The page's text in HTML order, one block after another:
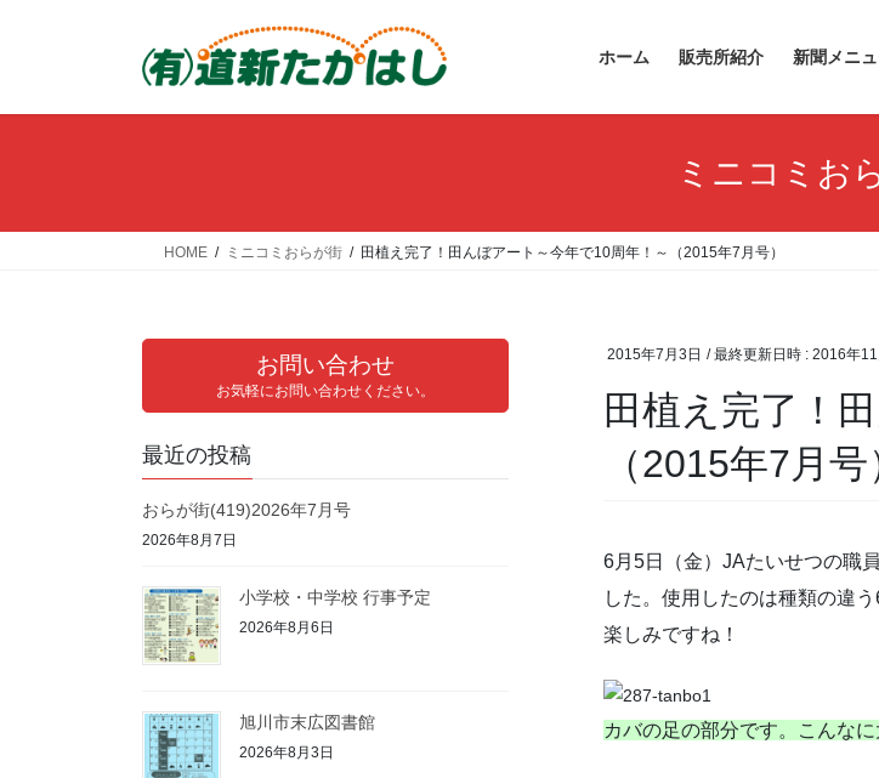
ホーム 販売所紹介 新聞メニ
ミニコミお
HOME ミニコミおらが街 田植え完了！田んぼアート～今年で10周年！～（2015年7月号）
2015年7月3日 / 最終更新日時 : 2016年11
田植え完了！
（2015年7月号
6月5日（金）JAたいせつの職
した。使用したのは種類の違
楽しみですね！
カバの足の部分です。こんなに
お問い合わせ
お気軽にお問い合わせください。
最近の投稿
おらが街(419)2026年7月号
2026年8月7日
小学校・中学校 行事予定
2026年8月6日
旭川市末広図書館
2026年8月3日